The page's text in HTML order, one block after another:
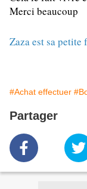
Merci beaucoup
Zaza est sa petite
#Achat effectuer
Partager